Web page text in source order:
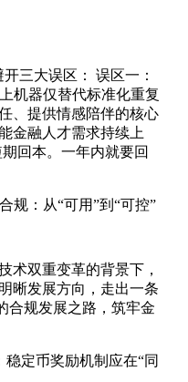
三大误区： 误区一：
机器仅替代标准化重复
、提供情感陪伴的核心
金融人才需求持续上
回本。一年内就要回
规：从“可用”到“可控”
术双重变革的背景下，
晰发展方向，走出一条
合规发展之路，筑牢金
稳定币奖励机制应在“同